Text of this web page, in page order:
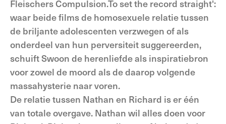
Fleischers Compulsion.To set the record straight':
waar beide films de homosexuele relatie tussen
de briljante adolescenten verzwegen of als
onderdeel van hun perversiteit suggereerden,
schuift Swoon de herenliefde als inspiratiebron
voor zowel de moord als de daarop volgende
massahysterie naar voren.
De relatie tussen Nathan en Richard is er één
van totale overgave. Nathan wil alles doen voor